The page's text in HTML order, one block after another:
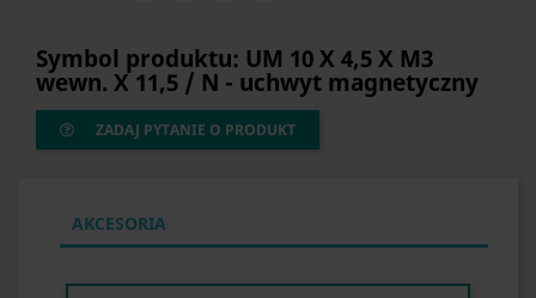
Symbol produktu: UM 10 X 4,5 X M3
wewn. X 11,5 / N - uchwyt magnetyczny
ZADAJ PYTANIE O PRODUKT
AKCESORIA